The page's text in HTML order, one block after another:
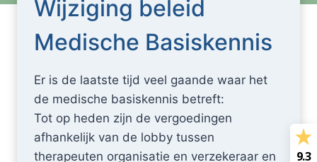
Wijziging beleid
Medische Basiskennis
Er is de laatste tijd veel gaande waar het
de medische basiskennis betreft:
Tot op heden zijn de vergoedingen
afhankelijk van de lobby tussen
therapeuten organisatie en verzekeraar en
9.3